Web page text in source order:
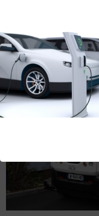
L’EZ10
Rédigé par Emmanuel
0 commentaires